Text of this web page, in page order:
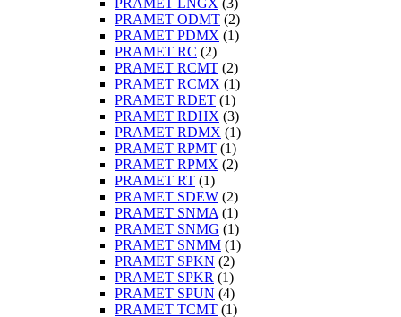
PRAMET LNGX (3)
PRAMET ODMT (2)
PRAMET PDMX (1)
PRAMET RC (2)
PRAMET RCMT (2)
PRAMET RCMX (1)
PRAMET RDET (1)
PRAMET RDHX (3)
PRAMET RDMX (1)
PRAMET RPMT (1)
PRAMET RPMX (2)
PRAMET RT (1)
PRAMET SDEW (2)
PRAMET SNMA (1)
PRAMET SNMG (1)
PRAMET SNMM (1)
PRAMET SPKN (2)
PRAMET SPKR (1)
PRAMET SPUN (4)
PRAMET TCMT (1)